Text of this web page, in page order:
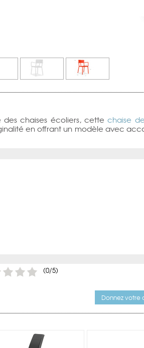
des chaises écoliers, cettechaise
en offrant un modèle avec
(0/5)
Donnez votre